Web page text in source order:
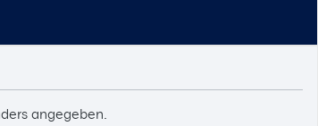
angegeben.